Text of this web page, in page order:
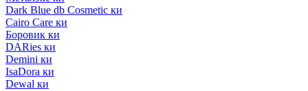
Dark Blue db Cosmetic ки
Cairo Care ки
Боровик ки
DARies ки
Demini ки
IsaDora ки
Dewal ки